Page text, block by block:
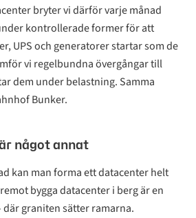
bryter vi därför varje månad
kontrollerade former för att
UPS och generatorer startar som de
vi regelbundna övergångar till
dem under belastning. Samma
Bunker.
något annat
kan man forma ett datacenter helt
bygga datacenter i berg är en
graniten sätter ramarna.